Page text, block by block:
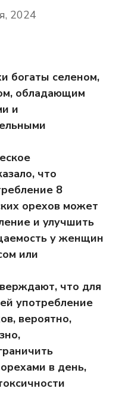
2024
богаты селеном,
обладающим
и
что
8
орехов может
и улучшить
у женщин
или
что для
употребление
вероятно,
в день,